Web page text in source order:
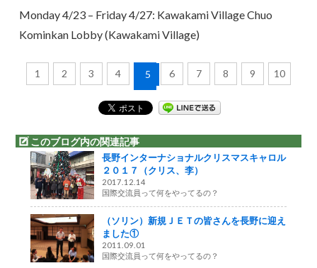
Monday 4/23 – Friday 4/27: Kawakami Village Chuo
Kominkan Lobby (Kawakami Village)
1 2 3 4 5 6 7 8 9 10
このブログ内の関連記事
長野インターナショナルクリスマスキャロル
２０１７（クリス、李）
2017.12.14
国際交流員って何をやってるの？
（ソリン）新規ＪＥＴの皆さんを長野に迎え
ました①
2011.09.01
国際交流員って何をやってるの？